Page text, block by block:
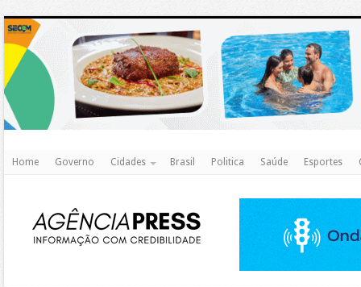
Home Governo Cidades Brasil Politica Saúde Esportes